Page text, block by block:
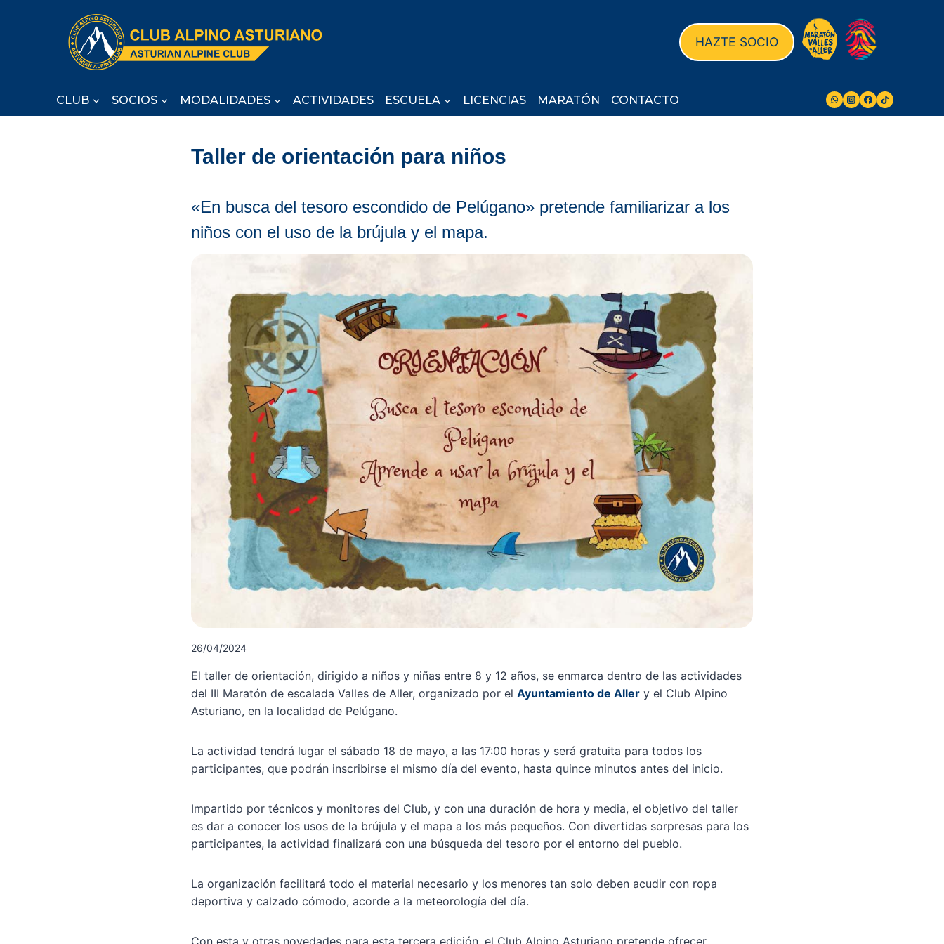
HAZTE SOCIO
CLUB SOCIOS MODALIDADES ACTIVIDADES ESCUELA LICENCIAS MARATÓN CONTACTO
Taller de orientación para niños
«En busca del tesoro escondido de Pelúgano» pretende familiarizar a los
niños con el uso de la brújula y el mapa.
26/04/2024
El taller de orientación, dirigido a niños y niñas entre 8 y 12 años, se enmarca dentro de las actividades
del III Maratón de escalada Valles de Aller, organizado por el Ayuntamiento de Aller y el Club Alpino
Asturiano, en la localidad de Pelúgano.
La actividad tendrá lugar el sábado 18 de mayo, a las 17:00 horas y será gratuita para todos los
participantes, que podrán inscribirse el mismo día del evento, hasta quince minutos antes del inicio.
Impartido por técnicos y monitores del Club, y con una duración de hora y media, el objetivo del taller
es dar a conocer los usos de la brújula y el mapa a los más pequeños. Con divertidas sorpresas para los
participantes, la actividad finalizará con una búsqueda del tesoro por el entorno del pueblo.
La organización facilitará todo el material necesario y los menores tan solo deben acudir con ropa
deportiva y calzado cómodo, acorde a la meteorología del día.